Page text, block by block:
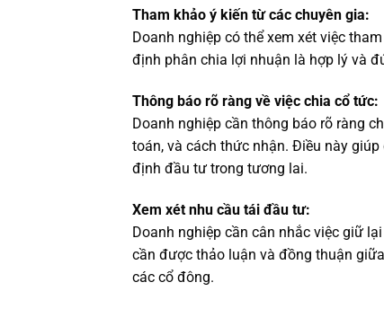
Tham khảo ý kiến từ các chuyên gia:
Doanh nghiệp có thể xem xét việc
định phân chia lợi nhuận là hợp lý và
Thông báo rõ ràng về việc chia cổ tức:
Doanh nghiệp cần thông báo rõ ràng
toán, và cách thức nhận. Điều này
định đầu tư trong tương lai.
Xem xét nhu cầu tái đầu tư:
Doanh nghiệp cần cân nhắc việc giữ
cần được thảo luận và đồng thuận
các cổ đông.